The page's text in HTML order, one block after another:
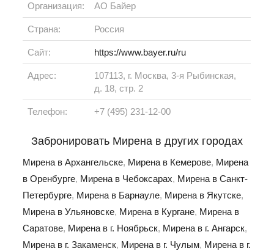
Организация: АО Байер
Страна: Россия
Сайт: https://www.bayer.ru/ru
Адрес:
107113, г. Москва, 3-я Рыбинская,
д. 18, стр. 2
Телефон: +7 (495) 231-12-00
Забронировать Мирена в других городах
Мирена в Архангельске, Мирена в Кемерове, Мирена
в Оренбурге, Мирена в Чебоксарах, Мирена в Санкт-
Петербурге, Мирена в Барнауле, Мирена в Якутске,
Мирена в Ульяновске, Мирена в Кургане, Мирена в
Саратове, Мирена в г. Ноябрьск, Мирена в г. Ангарск,
Мирена в г. Закаменск, Мирена в г. Чулым, Мирена в г.